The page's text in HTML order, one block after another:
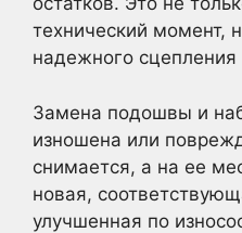
технический момент,
надежного
Замена подошвы и
изношена или
снимается, а на ее
новая,
улучшенная по